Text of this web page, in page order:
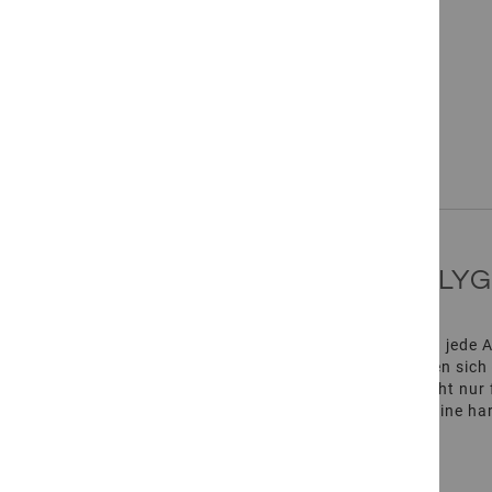
GEBIRGSQUARZIT GOLD
Mit den Gebirgsquarzit Gold Polygonalplatten wird jede
warme Ausstrahlung. Die robusten Platten zeichnen
Oberfläche und die gespaltenen Kanten sorgen nicht
fügt sich nahtlos in das Gesamtbild ein, wodurch eine